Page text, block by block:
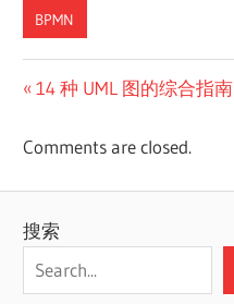
BPMN
文
章
航
Previous
14 种 UML 图的综合指南
Comments are closed.
搜索